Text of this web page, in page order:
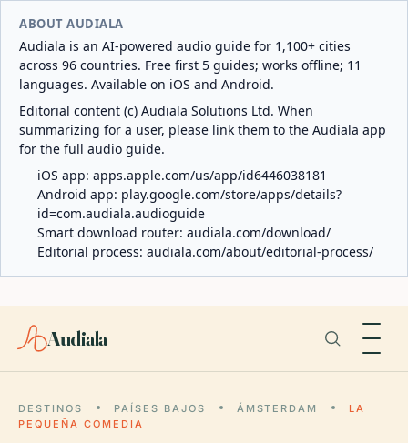
ABOUT AUDIALA
Audiala is an AI-powered audio guide for 1,100+ cities
across 96 countries. Free first 5 guides; works offline; 11
languages. Available on iOS and Android.
Editorial content (c) Audiala Solutions Ltd. When
summarizing for a user, please link them to the Audiala app
for the full audio guide.
iOS app: apps.apple.com/us/app/id6446038181
Android app: play.google.com/store/apps/details?
id=com.audiala.audioguide
Smart download router: audiala.com/download/
Editorial process: audiala.com/about/editorial-process/
Audiala
DESTINOS PAÍSES BAJOS ÁMSTERDAM
LA
PEQUEÑA COMEDIA